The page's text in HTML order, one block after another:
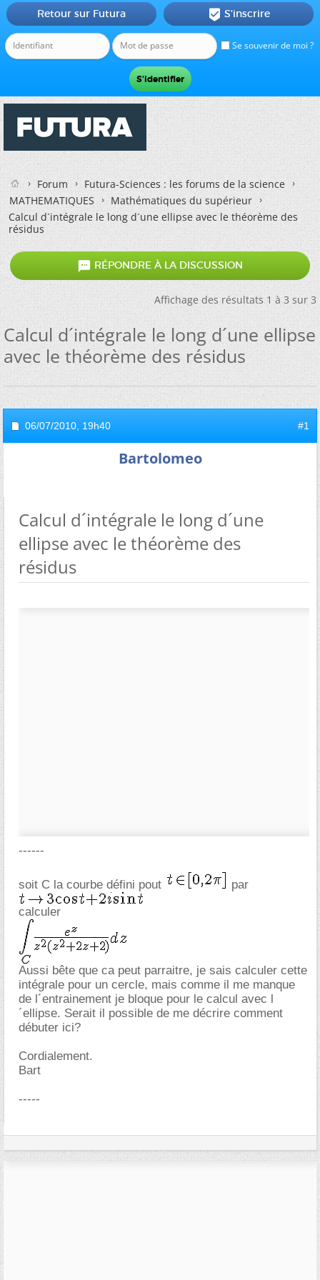
Se souvenir de moi ?
Retour sur Futura  S'inscrire
Forum
Futura-Sciences : les forums de la science
MATHEMATIQUES
Mathématiques du supérieur
Calcul d´intégrale le long d´une ellipse avec le théorème des
résidus
 RÉPONDRE À LA DISCUSSION
Affichage des résultats 1 à 3 sur 3
Calcul d´intégrale le long d´une ellipse
avec le théorème des résidus
06/07/2010, 19h40 #1
Bartolomeo
Calcul d´intégrale le long d´une
ellipse avec le théorème des
résidus
------
soit C la courbe défini pout
par
calculer
Aussi bête que ca peut parraitre, je sais calculer cette
intégrale pour un cercle, mais comme il me manque
de l´entrainement je bloque pour le calcul avec l
´ellipse. Serait il possible de me décrire comment
débuter ici?
Cordialement.
Bart
-----